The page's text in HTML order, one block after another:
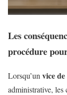
Les
procédure
Lorsqu’un vice
administrative, les